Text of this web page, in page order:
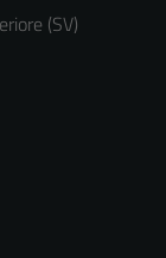
(SV)